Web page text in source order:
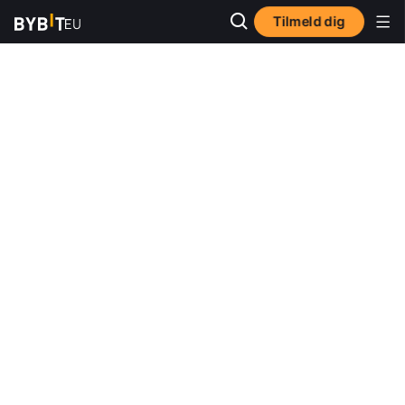
Tilmeld dig